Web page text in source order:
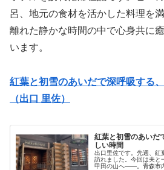
呂、地元の食材を活かした料理を
離れた静かな時間の中で心身共に
います。
紅葉と初雪のあいだで深呼吸する
（出口 里佐）
紅葉と初雪のあいだ
しい時間
出口里佐です。先週、紅
訪れました。今回は夫と
甲田の山へ——。青森市